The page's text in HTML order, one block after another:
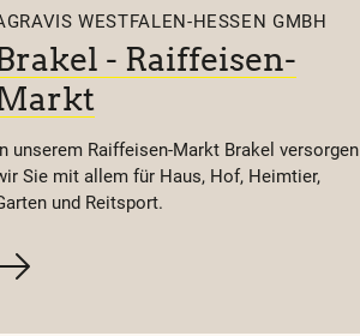
-
Mo.
WESTFALEN-HESSEN GMBH
- Raiffeisen-
unserem Raiffeisen-Markt Brakel versorgen
Sie mit allem für Haus, Hof, Heimtier,
und Reitsport.